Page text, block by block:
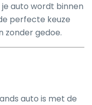
auto wordt binnen
perfecte keuze
zonder gedoe.
auto is met de